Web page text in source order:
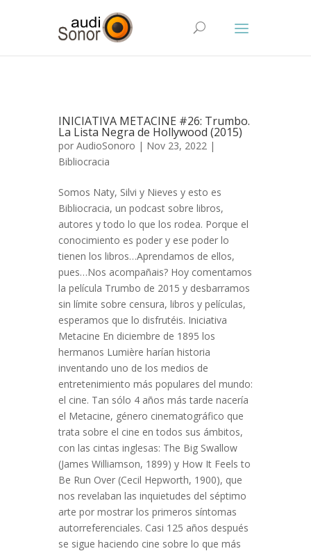
INICIATIVA METACINE #26: Trumbo.
La Lista Negra de Hollywood (2015)
por AudioSonoro | Nov 23, 2022 |
Bibliocracia
Somos Naty, Silvi y Nieves y esto es
Bibliocracia, un podcast sobre libros,
autores y todo lo que los rodea. Porque el
conocimiento es poder y ese poder lo
tienen los libros…Aprendamos de ellos,
pues…Nos acompañais? Hoy comentamos
la película Trumbo de 2015 y desbarramos
sin límite sobre censura, libros y películas,
esperamos que lo disfrutéis. Iniciativa
Metacine En diciembre de 1895 los
hermanos Lumière harían historia
inventando uno de los medios de
entretenimiento más populares del mundo:
el cine. Tan sólo 4 años más tarde nacería
el Metacine, género cinematográfico que
trata sobre el cine en todos sus ámbitos,
con las cintas inglesas: The Big Swallow
(James Williamson, 1899) y How It Feels to
Be Run Over (Cecil Hepworth, 1900), que
nos revelaban las inquietudes del séptimo
arte por mostrar los primeros síntomas
autorreferenciales. Casi 125 años después
se sigue haciendo cine sobre lo que más